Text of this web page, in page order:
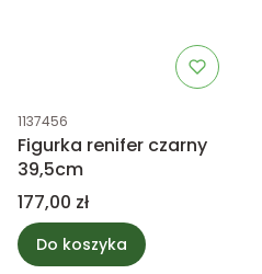
Kod produktu
1137456
Figurka renifer czarny
39,5cm
Cena
177,00 zł
Do koszyka